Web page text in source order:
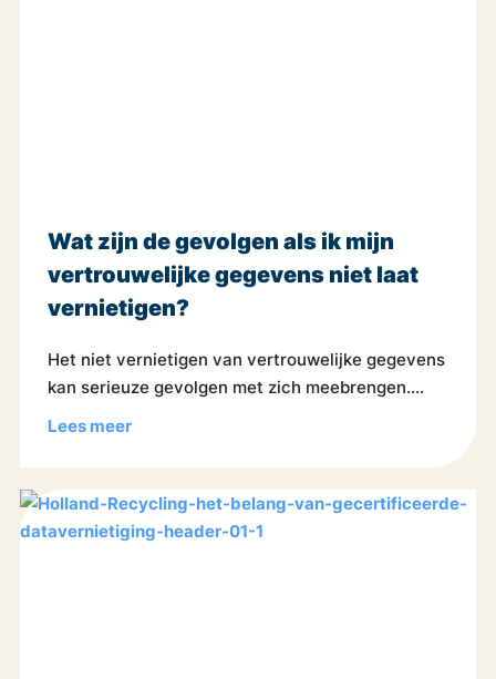
Wat zijn de gevolgen als ik mijn
vertrouwelijke gegevens niet laat
vernietigen?
Het niet vernietigen van vertrouwelijke gegevens
kan serieuze gevolgen met zich meebrengen....
Lees meer